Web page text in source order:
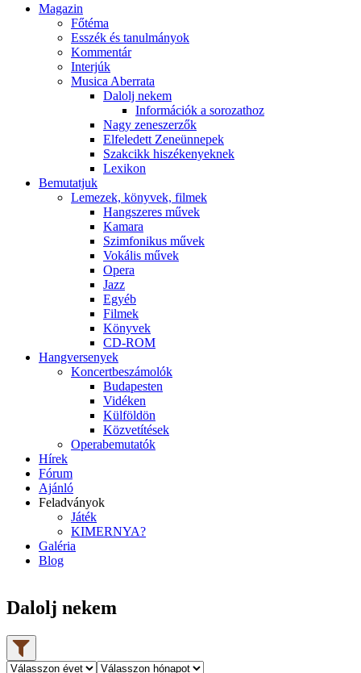
Magazin
Főtéma
Esszék és tanulmányok
Kommentár
Interjúk
Musica Aberrata
Dalolj nekem
Információk a sorozathoz
Nagy zeneszerzők
Elfeledett Zeneünnepek
Szakcikk hiszékenyeknek
Lexikon
Bemutatjuk
Lemezek, könyvek, filmek
Hangszeres művek
Kamara
Szimfonikus művek
Vokális művek
Opera
Jazz
Egyéb
Filmek
Könyvek
CD-ROM
Hangversenyek
Koncertbeszámolók
Budapesten
Vidéken
Külföldön
Közvetítések
Operabemutatók
Hírek
Fórum
Ajánló
Feladványok
Játék
KIMERNYA?
Galéria
Blog
Dalolj nekem
